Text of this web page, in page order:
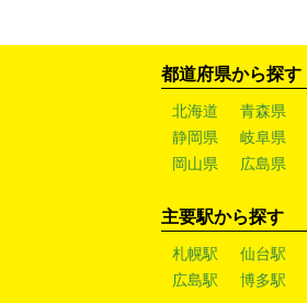
都道府県から探す
北海道 青森県
静岡県
岐阜県
岡山県
広島県
主要駅から探す
札幌駅 仙台駅
広島駅
博多駅